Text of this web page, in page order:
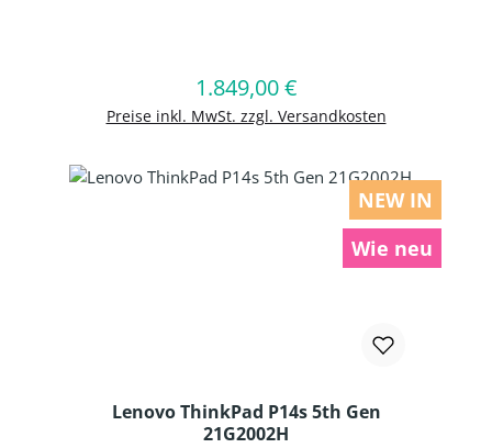
Regulärer Preis:
1.849,00 €
Preise inkl. MwSt. zzgl. Versandkosten
In den Warenkorb
NEW IN
Wie neu
Lenovo ThinkPad P14s 5th Gen
21G2002H